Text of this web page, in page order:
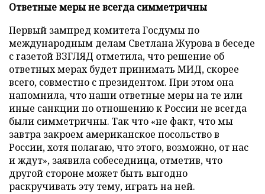
Ответные меры не всегда симметричны
Первый зампред комитета Госдумы по
международным делам Светлана Журова в беседе
с газетой ВЗГЛЯД отметила, что решение об
ответных мерах будет принимать МИД, скорее
всего, совместно с президентом. При этом она
напомнила, что наши ответные меры на те или
иные санкции по отношению к России не всегда
были симметричны. Так что «не факт, что мы
завтра закроем американское посольство в
России, хотя полагаю, что этого, возможно, от нас
и ждут», заявила собеседница, отметив, что
другой стороне может быть выгодно
раскручивать эту тему, играть на ней.